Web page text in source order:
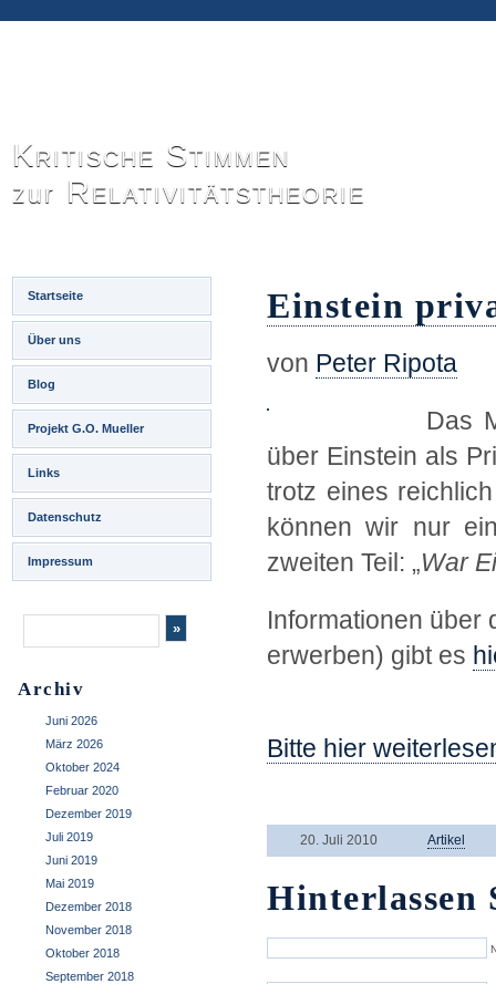
Kritische Stimmen
zur Relativitätstheorie
Startseite
Über uns
Blog
Projekt G.O. Mueller
Links
Datenschutz
Impressum
Archiv
Juni 2026
März 2026
Oktober 2024
Februar 2020
Dezember 2019
Juli 2019
Juni 2019
Mai 2019
Dezember 2018
November 2018
Oktober 2018
September 2018
Einstein
von Peter Ripota
Das
über Einstein als
trotz eines
können wir nur
zweiten Teil: „War
Informationen über
erwerben) gibt es
Bitte hier
20. Juli 2010 Artikel
Hinterlassen